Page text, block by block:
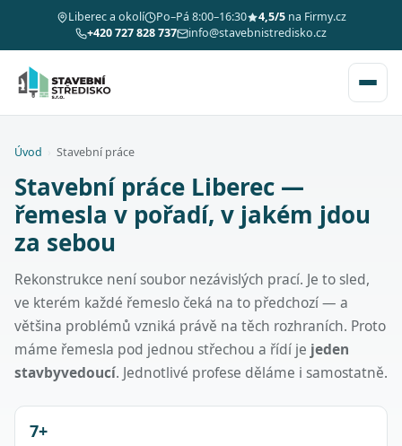
Liberec a okolí Po–Pá 8:00–16:30 4,5/5na Firmy.cz
+420 727 828 737
info@stavebnistredisko.cz
Úvod Stavební práce
Stavební práce Liberec —
řemesla v pořadí, v jakém jdou
za sebou
Rekonstrukce není soubor nezávislých prací. Je to sled,
ve kterém každé řemeslo čeká na to předchozí — a
většina problémů vzniká právě na těch rozhraních. Proto
máme řemesla pod jednou střechou a řídí je jeden
stavbyvedoucí. Jednotlivé profese děláme i samostatně.
7+